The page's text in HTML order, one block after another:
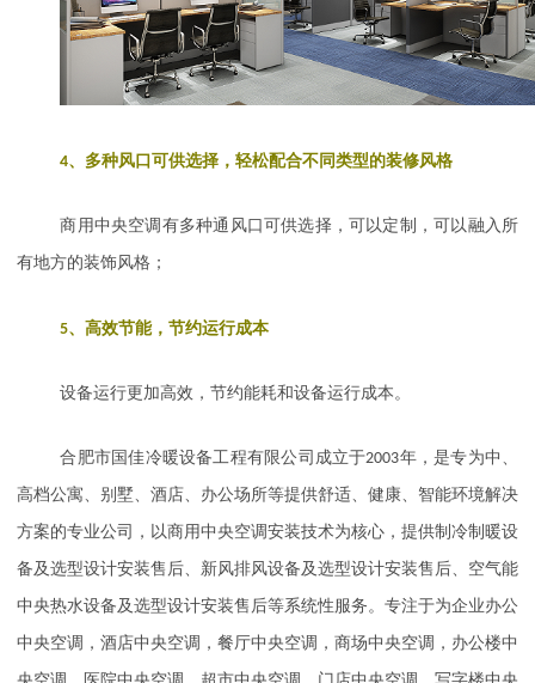
4、多种风口可供选择，轻松配合不同类型的装修风格
商用中央空调有多种通风口可供选择，可以定制，可以融入所
有地方的装饰风格；
5、高效节能，节约运行成本
设备运行更加高效，节约能耗和设备运行成本。
合肥市国佳冷暖设备工程有限公司成立于2003年，是专为中、
高档公寓、别墅、酒店、办公场所等提供舒适、健康、智能环境解决
方案的专业公司，以商用中央空调安装技术为核心，提供制冷制暖设
备及选型设计安装售后、新风排风设备及选型设计安装售后、空气能
中央热水设备及选型设计安装售后等系统性服务。专注于为企业办公
中央空调，酒店中央空调，餐厅中央空调，商场中央空调，办公楼中